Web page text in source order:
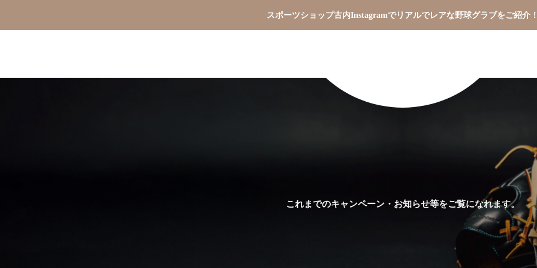
スポーツショップ古内Instagramでリアルでレアな野球グラブをご紹介
これまでのキャンペーン・お知らせ等をご覧になれます。